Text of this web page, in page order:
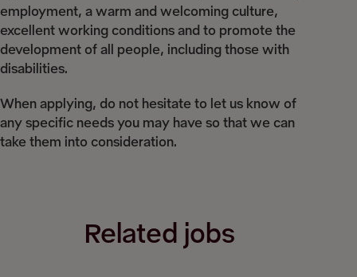
employment, a warm and welcoming culture,
excellent working conditions and to promote the
development of all people, including those with
disabilities.
When applying, do not hesitate to let us know of
any specific needs you may have so that we can
take them into consideration.
Related jobs